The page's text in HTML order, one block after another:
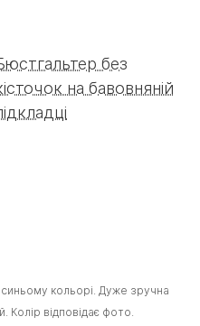
без
на бавовняній
кольорі. Дуже зручна
Колір відповідає фото.
кольорі. Дуже зручна
Колір відповідає фото.